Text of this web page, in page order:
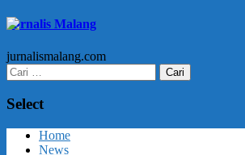
Jurnalis Malang
jurnalismalang.com
Cari
untuk:
Select
Home
News